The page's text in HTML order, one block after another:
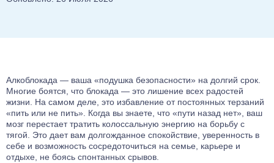
Лечение от Бутирата
Лечение от Кокаина
Лечение от Героина
Консультация нарколога
Лечение от Дезоморфина
Кодирование Колме
Кодирование SITMST
Витамерц Депо
Алкоблокада
Кодирование Актоплекс
Кодирование от курения
Лечение деменции
Лечение дистимии
Лечение энуреза
Лечение мигрени
Лечение неврастении
Алкоблокада — ваша «подушка безопасности» на долгий срок.
Многие боятся, что блокада — это лишение всех радостей
жизни. На самом деле, это избавление от постоянных терзаний
«пить или не пить». Когда вы знаете, что «пути назад нет», ваш
мозг перестает тратить колоссальную энергию на борьбу с
тягой. Это дает вам долгожданное спокойствие, уверенность в
себе и возможность сосредоточиться на семье, карьере и
отдыхе, не боясь спонтанных срывов.